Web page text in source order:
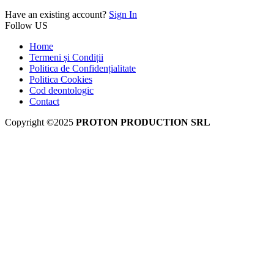
Have an existing account? Sign In
Follow US
Home
Termeni și Condiții
Politica de Confidențialitate
Politica Cookies
Cod deontologic
Contact
Copyright ©2025 PROTON PRODUCTION SRL